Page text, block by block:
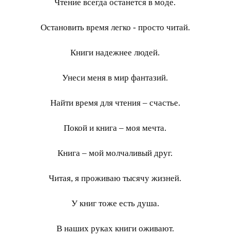
Чтение всегда останется в моде.
Остановить время легко - просто читай.
Книги надежнее людей.
Унеси меня в мир фантазий.
Найти время для чтения – счастье.
Покой и книга – моя мечта.
Книга – мой молчаливый друг.
Читая, я проживаю тысячу жизней.
У книг тоже есть душа.
В наших руках книги оживают.